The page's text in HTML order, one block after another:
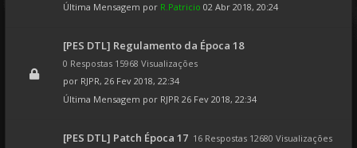
Última Mensagem por R.Patricio 02 Abr 2018, 20:24
[PES DTL] Regulamento da Época 18
0 Respostas 15968 Visualizações
por RJPR, 26 Fev 2018, 22:34
Última Mensagem por RJPR 26 Fev 2018, 22:34
[PES DTL] Patch Época 17 16 Respostas 12680 Visualizações